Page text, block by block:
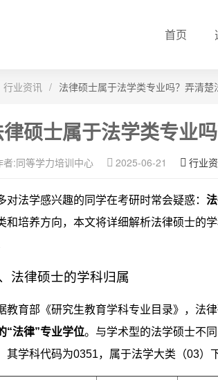
首页
行业资讯 / 法律硕士属于法学类专业吗？弄清楚
律硕士属于法学类专业
者:同等学力培训中心 2025-06-21 行业
对法学感兴趣的同学在考研时常会疑惑：
和培养方向，本文将详细解析法律硕士的
法律硕士的学科归属
教育部《研究生教育学科专业目录》，法
“法律”专业学位。与学术型的法学硕士不
其学科代码为0351，属于法学大类（03）